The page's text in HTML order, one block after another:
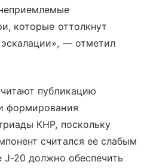
которые оттолкнут
— отметил
публикацию
формирования
КНР, поскольку
считался ее слабым
J-20 должно обеспечить